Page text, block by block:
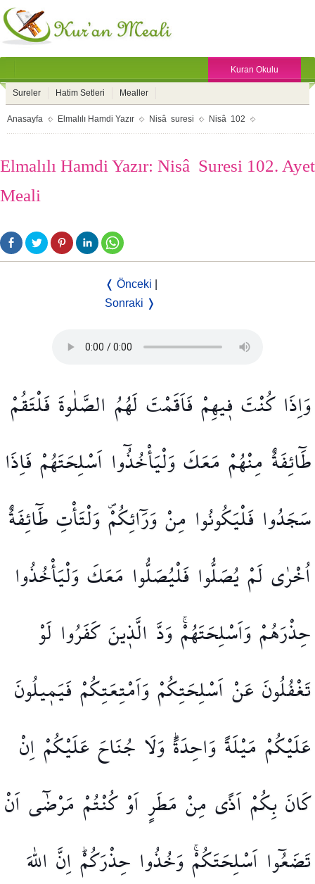
Kuran Okulu
Sureler Hatim Setleri Mealler
Anasayfa Elmalılı Hamdi Yazır Nisâ suresi Nisâ 102
Elmalılı Hamdi Yazır: Nisâ Suresi 102. Ayet
Meali
❬ Önceki
Sonraki ❭
وَاِذَا كُنْتَ ف۪يهِمْفَاَقَمْتَلَهُمُ الصَّلٰوةَفَلْتَقُمْ
طَٓائِفَةٌ مِنْهُمْ مَعَكَوَلْيَأْخُذُٓوا اَسْلِحَتَهُمْ۠فَاِذَا
سَجَدُوا فَلْيَكُونُوا مِنْوَرَٓائِكُمْۖوَلْتَأْتِطَٓائِفَةٌ
اُخْرٰىلَمْيُصَلُّوا فَلْيُصَلُّوا مَعَكَوَلْيَأْخُذُوا
حِذْرَهُمْوَاَسْلِحَتَهُمْۚوَدَّ الَّذ۪ينَكَفَرُوا لَوْ
تَغْفُلُونَ عَنْاَسْلِحَتِكُمْوَاَمْتِعَتِكُمْفَيَم۪يلُونَ
عَلَيْكُمْ مَيْلَةًوَاحِدَةًۜوَلَا جُنَاحَ عَلَيْكُمْاِنْ
كَانَبِكُمْاَذًى مِنْ مَطَرٍاَوْكُنْتُمْ مَرْضٰٓىاَنْ
تَضَعُٓوا اَسْلِحَتَكُمْۚوَخُذُوا حِذْرَكُمْۜاِنَّ اللّٰهَ